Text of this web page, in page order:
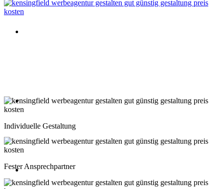
Beratung oder Rückruf anfordern
Schweiz: 043 508 66 63
Montag-Freitag 10:00-18:00 Uhr
Beratung oder Rückruf anfordern
Individuelle Gestaltung
Fester Ansprechpartner